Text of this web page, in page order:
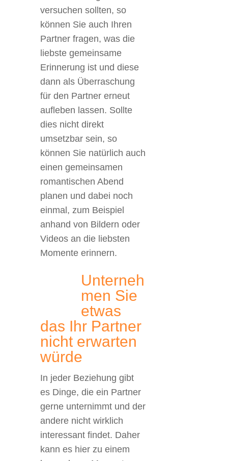
versuchen sollten, so
können Sie auch Ihren
Partner fragen, was die
liebste gemeinsame
Erinnerung ist und diese
dann als Überraschung
für den Partner erneut
aufleben lassen. Sollte
dies nicht direkt
umsetzbar sein, so
können Sie natürlich auch
einen gemeinsamen
romantischen Abend
planen und dabei noch
einmal, zum Beispiel
anhand von Bildern oder
Videos an die liebsten
Momente erinnern.
Unterneh
men Sie
etwas
das Ihr Partner
nicht erwarten
würde
In jeder Beziehung gibt
es Dinge, die ein Partner
gerne unternimmt und der
andere nicht wirklich
interessant findet. Daher
kann es hier zu einem